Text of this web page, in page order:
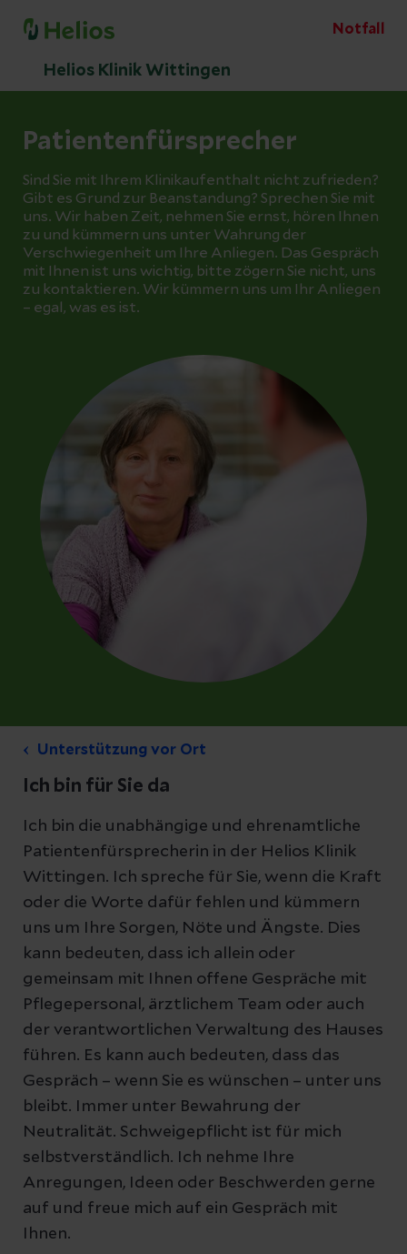
Notfall
Helios Klinik Wittingen
Patientenfürsprecher
Sind Sie mit Ihrem Klinikaufenthalt nicht zufrieden?
Gibt es Grund zur Beanstandung? Sprechen Sie mit
uns. Wir haben Zeit, nehmen Sie ernst, hören Ihnen
zu und kümmern uns unter Wahrung der
Verschwiegenheit um Ihre Anliegen. Das Gespräch
mit Ihnen ist uns wichtig, bitte zögern Sie nicht, uns
zu kontaktieren. Wir kümmern uns um Ihr Anliegen
– egal, was es ist.
Unterstützung vor Ort
Ich bin für Sie da
Ich bin die unabhängige und ehrenamtliche
Patientenfürsprecherin in der Helios Klinik
Wittingen. Ich spreche für Sie, wenn die Kraft
oder die Worte dafür fehlen und kümmern
uns um Ihre Sorgen, Nöte und Ängste. Dies
kann bedeuten, dass ich allein oder
gemeinsam mit Ihnen offene Gespräche mit
Pflegepersonal, ärztlichem Team oder auch
der verantwortlichen Verwaltung des Hauses
führen. Es kann auch bedeuten, dass das
Gespräch – wenn Sie es wünschen – unter uns
bleibt. Immer unter Bewahrung der
Neutralität. Schweigepflicht ist für mich
selbstverständlich. Ich nehme Ihre
Anregungen, Ideen oder Beschwerden gerne
auf und freue mich auf ein Gespräch mit
Ihnen.